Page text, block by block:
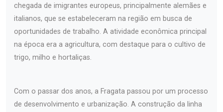
chegada de imigrantes europeus, principalmente alemães e
italianos, que se estabeleceram na região em busca de
oportunidades de trabalho. A atividade econômica principal
na época era a agricultura, com destaque para o cultivo de
trigo, milho e hortaliças.
Com o passar dos anos, a Fragata passou por um processo
de desenvolvimento e urbanização. A construção da linha